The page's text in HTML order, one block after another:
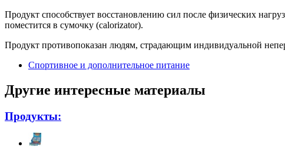
Продукт способствует восстановлению сил после физических
поместится в сумочку (calorizator).
Продукт противопоказан людям, страдающим индивидуальной
Спортивное и дополнительное питание
Другие интересные материалы
Продукты: